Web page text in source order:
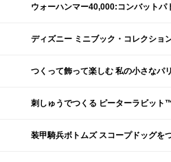
ウォーハンマー40,000:コンバットパ
ディズニー ミニブック・コレクショ
つくって飾って楽しむ 私の小さなパ
刺しゅうでつくる ピーターラビット
装甲騎兵ボトムズ スコープドッグを